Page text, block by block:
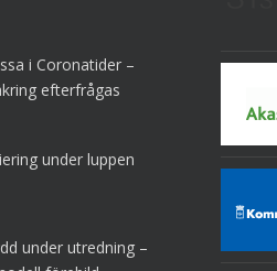
i Coronatider –
efterfrågas
under luppen
under utredning –